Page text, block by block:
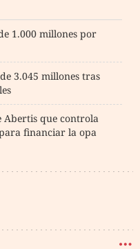
1.000 millones por
3.045 millones tras
Abertis que controla
financiar la opa